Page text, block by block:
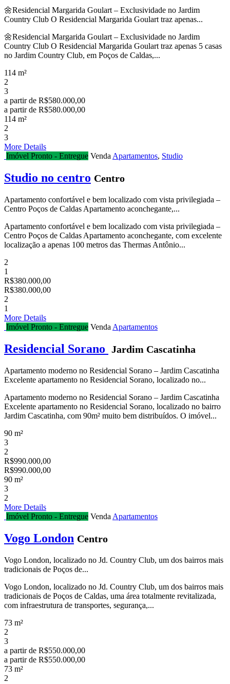
🌼Residencial Margarida Goulart – Exclusividade no Jardim
Country Club O Residencial Margarida Goulart traz apenas...
🌼Residencial Margarida Goulart – Exclusividade no Jardim
Country Club O Residencial Margarida Goulart traz apenas 5 casas
no Jardim Country Club, em Poços de Caldas,...
114 m²
2
3
a partir de R$580.000,00
a partir de R$580.000,00
114 m²
2
3
More Details
Imóvel Pronto - Entregue Venda Apartamentos, Studio
Studio no centro Centro
Apartamento confortável e bem localizado com vista privilegiada –
Centro Poços de Caldas Apartamento aconchegante,...
Apartamento confortável e bem localizado com vista privilegiada –
Centro Poços de Caldas Apartamento aconchegante, com excelente
localização a apenas 100 metros das Thermas Antônio...
2
1
R$380.000,00
R$380.000,00
2
1
More Details
Imóvel Pronto - Entregue Venda Apartamentos
Residencial Sorano Jardim Cascatinha
Apartamento moderno no Residencial Sorano – Jardim Cascatinha
Excelente apartamento no Residencial Sorano, localizado no...
Apartamento moderno no Residencial Sorano – Jardim Cascatinha
Excelente apartamento no Residencial Sorano, localizado no bairro
Jardim Cascatinha, com 90m² muito bem distribuídos. O imóvel...
90 m²
3
2
R$990.000,00
R$990.000,00
90 m²
3
2
More Details
Imóvel Pronto - Entregue Venda Apartamentos
Vogo London Centro
Vogo London, localizado no Jd. Country Club, um dos bairros mais
tradicionais de Poços de...
Vogo London, localizado no Jd. Country Club, um dos bairros mais
tradicionais de Poços de Caldas, uma área totalmente revitalizada,
com infraestrutura de transportes, segurança,...
73 m²
2
3
a partir de R$550.000,00
a partir de R$550.000,00
73 m²
2